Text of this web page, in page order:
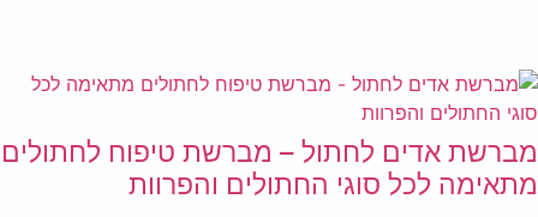
מברשת אדים לחתול – מברשת טיפוח לחתולים
מתאימה לכל סוגי החתולים והפרוות